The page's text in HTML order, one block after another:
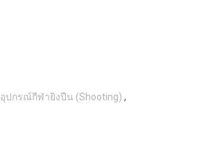
อุปกรณ์กีฬายิงปืน (Shooting) ,